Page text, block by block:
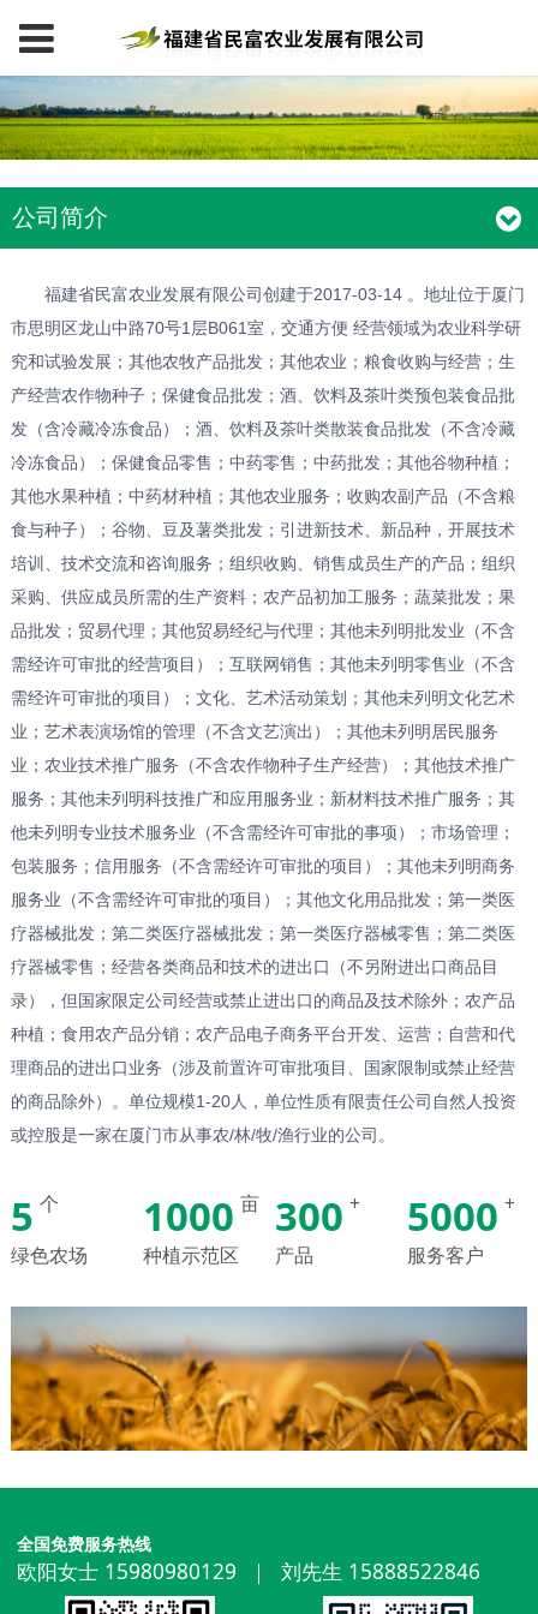
公司简介
福建省民富农业发展有限公司创建于2017-03-14 。地址位于厦门
市思明区龙山中路70号1层B061室，交通方便 经营领域为农业科学研
究和试验发展；其他农牧产品批发；其他农业；粮食收购与经营；生
产经营农作物种子；保健食品批发；酒、饮料及茶叶类预包装食品批
发（含冷藏冷冻食品）；酒、饮料及茶叶类散装食品批发（不含冷藏
冷冻食品）；保健食品零售；中药零售；中药批发；其他谷物种植；
其他水果种植；中药材种植；其他农业服务；收购农副产品（不含粮
食与种子）；谷物、豆及薯类批发；引进新技术、新品种，开展技术
培训、技术交流和咨询服务；组织收购、销售成员生产的产品；组织
采购、供应成员所需的生产资料；农产品初加工服务；蔬菜批发；果
品批发；贸易代理；其他贸易经纪与代理；其他未列明批发业（不含
需经许可审批的经营项目）；互联网销售；其他未列明零售业（不含
需经许可审批的项目）；文化、艺术活动策划；其他未列明文化艺术
业；艺术表演场馆的管理（不含文艺演出）；其他未列明居民服务
业；农业技术推广服务（不含农作物种子生产经营）；其他技术推广
服务；其他未列明科技推广和应用服务业；新材料技术推广服务；其
他未列明专业技术服务业（不含需经许可审批的事项）；市场管理；
包装服务；信用服务（不含需经许可审批的项目）；其他未列明商务
服务业（不含需经许可审批的项目）；其他文化用品批发；第一类医
疗器械批发；第二类医疗器械批发；第一类医疗器械零售；第二类医
疗器械零售；经营各类商品和技术的进出口（不另附进出口商品目
录），但国家限定公司经营或禁止进出口的商品及技术除外；农产品
种植；食用农产品分销；农产品电子商务平台开发、运营；自营和代
理商品的进出口业务（涉及前置许可审批项目、国家限制或禁止经营
的商品除外）。单位规模1-20人，单位性质有限责任公司自然人投资
或控股是一家在厦门市从事农/林/牧/渔行业的公司。
5 个
绿色农场
1000 亩
种植示范区
300 +
产品
5000 +
服务客户
全国免费服务热线
欧阳女士 15980980129 ｜ 刘先生 15888522846